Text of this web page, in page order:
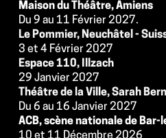
Maison du Théâtre, Amiens
Du 9 au 11 Février 2027.
Le Pommier, Neuchâtel -
3 et 4 Février 2027
Espace 110, Illzach
29 Janvier 2027
Théâtre de la Ville, Sarah
Du 6 au 16 Janvier 2027
ACB, scène nationale de Bar-